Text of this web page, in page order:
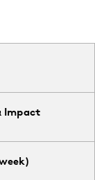
Impact